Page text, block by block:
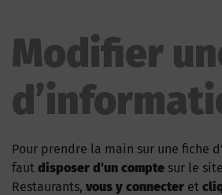
Modifier
Pour prendre la main sur une fiche
faut disposer d’un compte sur le
Restaurants, vous y connecter et